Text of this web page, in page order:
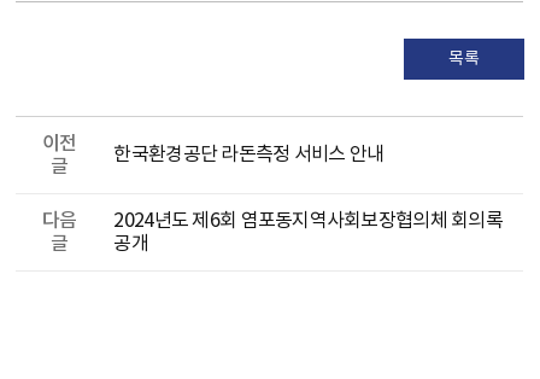
목록
이전
글
한국환경공단 라돈측정 서비스 안내
다음
글
2024년도 제6회 염포동지역사회보장협의체 회의록
공개